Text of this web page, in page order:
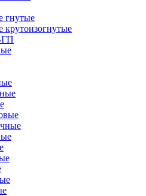
гнутые
крутоизогнутые